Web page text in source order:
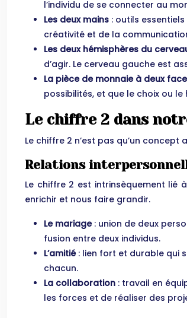
l’individu de se connecter au
Les deux mains : outils
créativité et de la
Les deux hémisphères du
d’agir. Le cerveau gauche est
La pièce de monnaie à deux
possibilités, et que le choix ou le
Le chiffre 2 dans
Le chiffre 2 n’est pas qu’un
Relations
Le chiffre 2 est intrinsèquement lié
enrichir et nous faire grandir.
Le mariage : union de deux
fusion entre deux individus.
L’amitié : lien fort et durable qui
chacun.
La collaboration : travail en
les forces et de réaliser des